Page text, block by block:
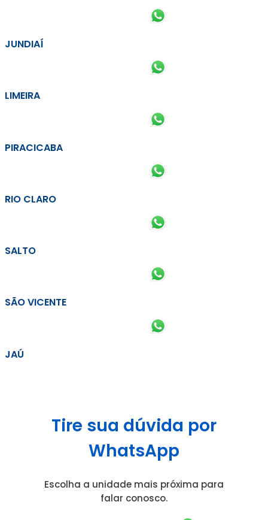
JUNDIAÍ
LIMEIRA
PIRACICABA
RIO CLARO
SALTO
SÃO VICENTE
JAÚ
Tire sua dúvida por
WhatsApp
Escolha a unidade mais próxima para
falar conosco.